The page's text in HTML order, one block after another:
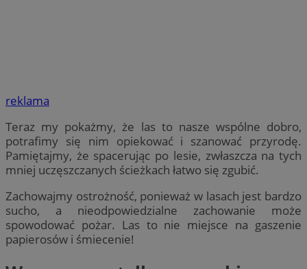
reklama
Teraz my pokażmy, że las to nasze wspólne dobro,
potrafimy się nim opiekować i szanować przyrodę.
Pamiętajmy, że spacerując po lesie, zwłaszcza na tych
mniej uczęszczanych ścieżkach łatwo się zgubić.
Zachowajmy ostrożność, ponieważ w lasach jest bardzo
sucho, a nieodpowiedzialne zachowanie może
spowodować pożar. Las to nie miejsce na gaszenie
papierosów i śmiecenie!